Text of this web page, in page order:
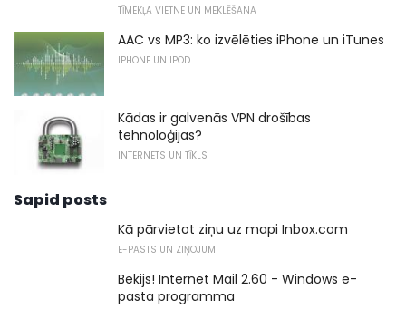
TĪMEKĻA VIETNE UN MEKLĒŠANA
AAC vs MP3: ko izvēlēties iPhone un iTunes
IPHONE UN IPOD
Kādas ir galvenās VPN drošības
tehnoloģijas?
INTERNETS UN TĪKLS
Sapid posts
Kā pārvietot ziņu uz mapi Inbox.com
E-PASTS UN ZIŅOJUMI
Bekijs! Internet Mail 2.60 - Windows e-
pasta programma